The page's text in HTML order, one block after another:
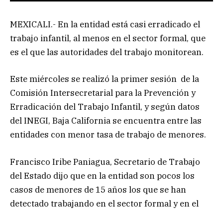
MEXICALI.- En la entidad está casi erradicado el
trabajo infantil, al menos en el sector formal, que
es el que las autoridades del trabajo monitorean.
Este miércoles se realizó la primer sesión de la
Comisión Intersecretarial para la Prevención y
Erradicación del Trabajo Infantil, y según datos
del INEGI, Baja California se encuentra entre las
entidades con menor tasa de trabajo de menores.
Francisco Iribe Paniagua, Secretario de Trabajo
del Estado dijo que en la entidad son pocos los
casos de menores de 15 años los que se han
detectado trabajando en el sector formal y en el